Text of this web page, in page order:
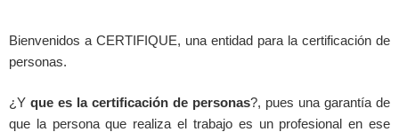
Bienvenidos a CERTIFIQUE, una entidad para la certificación de
personas.
¿Y que es la certificación de personas?, pues una garantía de
que la persona que realiza el trabajo es un profesional en ese